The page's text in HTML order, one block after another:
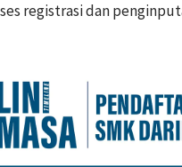
registrasi dan